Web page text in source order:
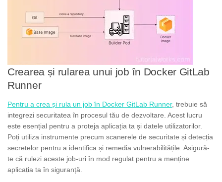
Crearea și rularea unui job în Docker GitLab
Runner
Pentru a crea și rula un job în Docker GitLab Runner, trebuie să
integrezi securitatea în procesul tău de dezvoltare. Acest lucru
este esențial pentru a proteja aplicația ta și datele utilizatorilor.
Poți utiliza instrumente precum scanerele de securitate și detecția
secretelor pentru a identifica și remedia vulnerabilitățile. Asigură-
te că rulezi aceste job-uri în mod regulat pentru a menține
aplicația ta în siguranță.